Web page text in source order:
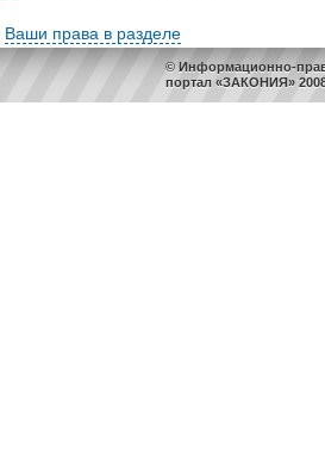
Ваши права в разделе
© Информационно-
портал «ЗАКОНИЯ»